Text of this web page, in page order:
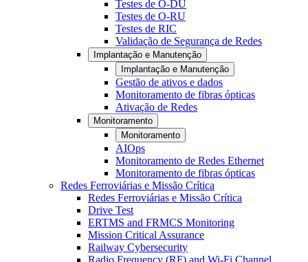
Testes de O-DU
Testes de O-RU
Testes de RIC
Validação de Segurança de Redes
Implantação e Manutenção
Implantação e Manutenção
Gestão de ativos e dados
Monitoramento de fibras ópticas
Ativação de Redes
Monitoramento
Monitoramento
AIOps
Monitoramento de Redes Ethernet
Monitoramento de fibras ópticas
Redes Ferroviárias e Missão Crítica
Redes Ferroviárias e Missão Crítica
Drive Test
ERTMS and FRMCS Monitoring
Mission Critical Assurance
Railway Cybersecurity